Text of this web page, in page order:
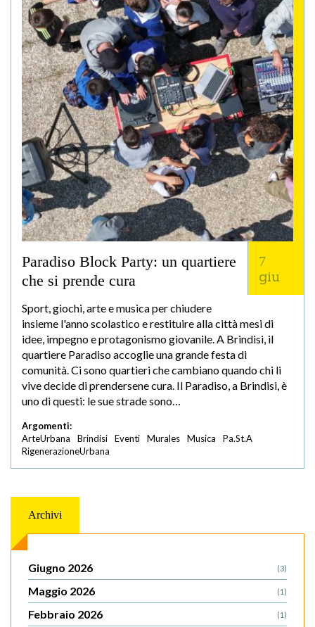
7
giu
Paradiso Block Party: un quartiere
che si prende cura
Sport, giochi, arte e musica per chiudere
insieme l'anno scolastico e restituire alla città mesi di
idee, impegno e protagonismo giovanile. A Brindisi, il
quartiere Paradiso accoglie una grande festa di
comunità. Ci sono quartieri che cambiano quando chi li
vive decide di prendersene cura. Il Paradiso, a Brindisi, è
uno di questi: le sue strade sono…
Argomenti:
ArteUrbana
Brindisi Eventi Murales Musica
Pa.St.A
RigenerazioneUrbana
Archivi
Giugno 2026 (3)
Maggio 2026 (1)
Febbraio 2026 (1)